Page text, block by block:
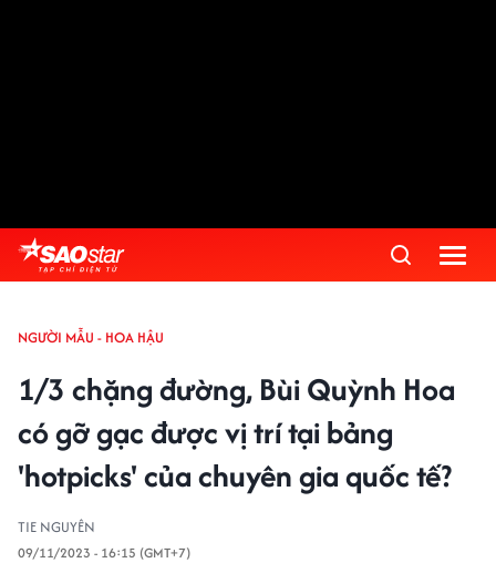
NGƯỜI MẪU - HOA HẬU
1/3 chặng đường, Bùi Quỳnh Hoa
có gỡ gạc được vị trí tại bảng
'hotpicks' của chuyên gia quốc tế?
TIE NGUYÊN
09/11/2023 - 16:15 (GMT+7)